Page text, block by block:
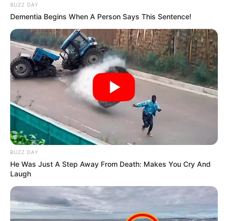
BUZZ DAY
Dementia Begins When A Person Says This Sentence!
BUZZ DAY
He Was Just A Step Away From Death: Makes You Cry And
Laugh